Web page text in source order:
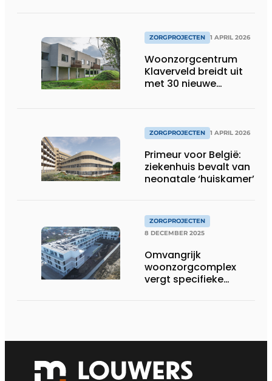
ZORGPROJECTEN 1 APRIL 2026
Woonzorgcentrum
Klaverveld breidt uit
met 30 nieuwe
ZORGPROJECTEN 1 APRIL 2026
Primeur voor België:
ziekenhuis bevalt van
neonatale ‘huiskamer’
ZORGPROJECTEN
8 DECEMBER 2025
Omvangrijk
woonzorgcomplex
vergt specifieke